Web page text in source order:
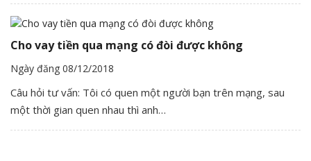
Cho vay tiền qua mạng có đòi được không
Ngày đăng 08/12/2018
Câu hỏi tư vấn: Tôi có quen một người bạn trên mạng, sau
một thời gian quen nhau thì anh…